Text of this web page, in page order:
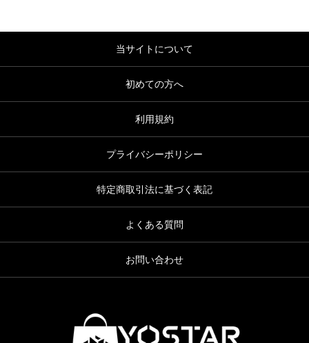
当サイトについて
初めての方へ
利用規約
プライバシーポリシー
特定商取引法に基づく表記
よくある質問
お問い合わせ